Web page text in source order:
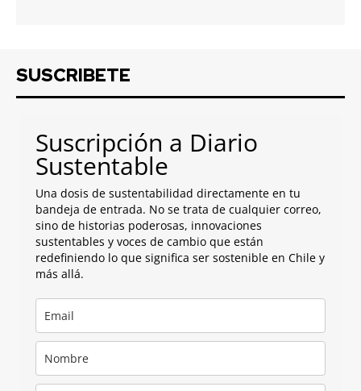
SUSCRIBETE
Suscripción a Diario
Sustentable
Una dosis de sustentabilidad directamente en tu
bandeja de entrada. No se trata de cualquier correo,
sino de historias poderosas, innovaciones
sustentables y voces de cambio que están
redefiniendo lo que significa ser sostenible en Chile y
más allá.